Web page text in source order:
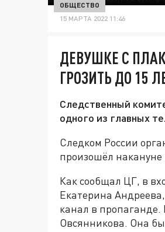
ОБЩЕСТВО
15 МАРТА 2022 11:46
ДЕВУШКЕ С
ГРОЗИТЬ ДО 15
Следственный
одного из главных
Следком России
произошёл
Как сообщал ЦГ, в
Екатерина Андреева,
канал в пропаганде.
Овсянникова. Она